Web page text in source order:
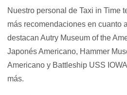
Nuestro personal de Taxi in Time
más recomendaciones en cuanto
destacan Autry Museum of the
Japonés Americano, Hammer
Americano y Battleship USS
más.